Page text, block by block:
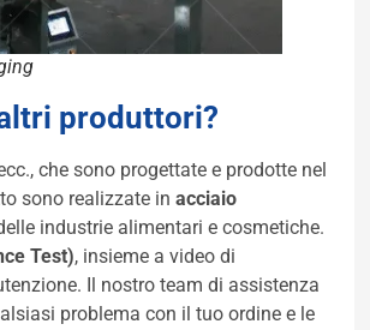
produttori?
che sono progettate e prodotte nel
sono realizzate in acciaio
industrie alimentari e cosmetiche.
Test), insieme a video di
Il nostro team di assistenza
problema con il tuo ordine e le